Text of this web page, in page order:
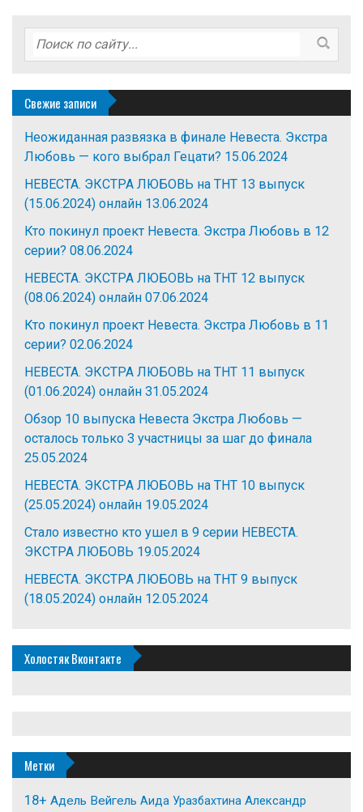
Свежие записи
Неожиданная развязка в финале Невеста. Экстра
Любовь — кого выбрал Гецати? 15.06.2024
НЕВЕСТА. ЭКСТРА ЛЮБОВЬ на ТНТ 13 выпуск
(15.06.2024) онлайн 13.06.2024
Кто покинул проект Невеста. Экстра Любовь в 12
серии? 08.06.2024
НЕВЕСТА. ЭКСТРА ЛЮБОВЬ на ТНТ 12 выпуск
(08.06.2024) онлайн 07.06.2024
Кто покинул проект Невеста. Экстра Любовь в 11
серии? 02.06.2024
НЕВЕСТА. ЭКСТРА ЛЮБОВЬ на ТНТ 11 выпуск
(01.06.2024) онлайн 31.05.2024
Обзор 10 выпуска Невеста Экстра Любовь —
осталось только 3 участницы за шаг до финала
25.05.2024
НЕВЕСТА. ЭКСТРА ЛЮБОВЬ на ТНТ 10 выпуск
(25.05.2024) онлайн 19.05.2024
Стало известно кто ушел в 9 серии НЕВЕСТА.
ЭКСТРА ЛЮБОВЬ 19.05.2024
НЕВЕСТА. ЭКСТРА ЛЮБОВЬ на ТНТ 9 выпуск
(18.05.2024) онлайн 12.05.2024
Холостяк Вконтакте
Метки
18+ Адель Вейгель Аида Уразбахтина Александр